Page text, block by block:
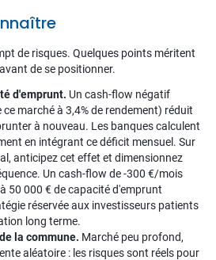
de risques. Quelques points méritent
de se positionner.
d'emprunt. Un cash-flow négatif
marché à 3,4% de rendement) réduit
à nouveau. Les banques calculent
en intégrant ce déficit mensuel. Sur
anticipez cet effet et dimensionnez
Un cash-flow de -300 €/mois
50 000 € de capacité d'emprunt
réservée aux investisseurs patients
long terme.
la commune. Marché peu profond,
aléatoire : les risques sont réels pour